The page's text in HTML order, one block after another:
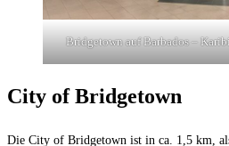
Bridgetown auf Barbados –
City of Bridgetown
Die City of Bridgetown ist in ca. 1,5 km,